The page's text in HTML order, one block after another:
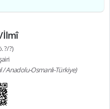
İlmî
?/?)
/ Anadolu-Osmanlı-Türkiye)